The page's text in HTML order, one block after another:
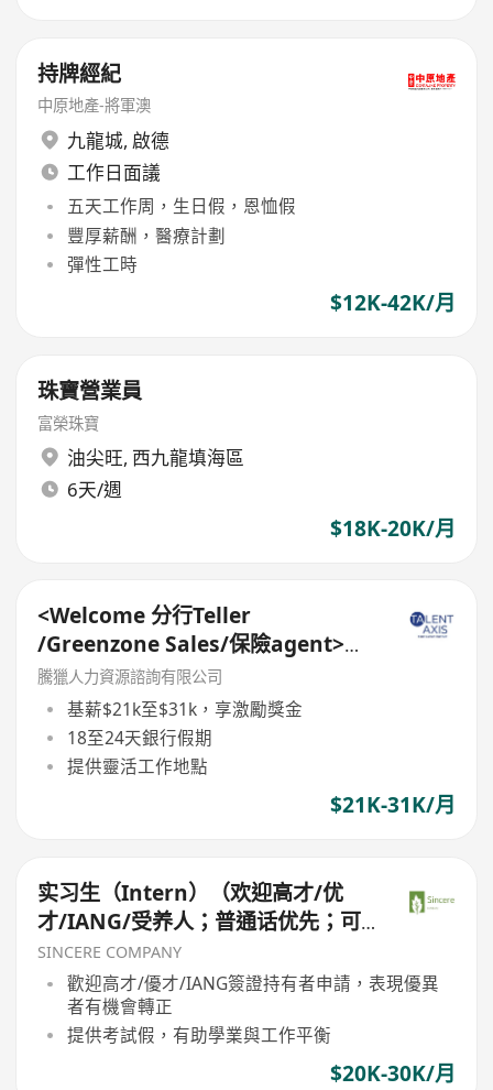
持牌經紀
中原地產-將軍澳
九龍城, 啟德
工作日面議
五天工作周，生日假，恩恤假
豐厚薪酬，醫療計劃
彈性工時
$12K-42K/月
珠寶營業員
富榮珠寶
油尖旺, 西九龍填海區
6天/週
$18K-20K/月
<Welcome 分行Teller
/Greenzone Sales/保險agent>
General Banking Manager
騰獵人力資源諮詢有限公司
基薪$21k至$31k，享激勵獎金
18至24天銀行假期
提供靈活工作地點
$21K-31K/月
实习生（Intern）（欢迎高才/优
才/IANG/受养人；普通话优先；可
转正/续签）
SINCERE COMPANY
歡迎高才/優才/IANG簽證持有者申請，表現優異
者有機會轉正
提供考試假，有助學業與工作平衡
$20K-30K/月